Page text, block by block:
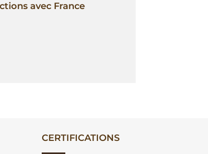
avec France
CERTIFICATIONS